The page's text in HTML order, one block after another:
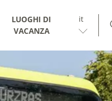
LUOGHI DI
VACANZA
it